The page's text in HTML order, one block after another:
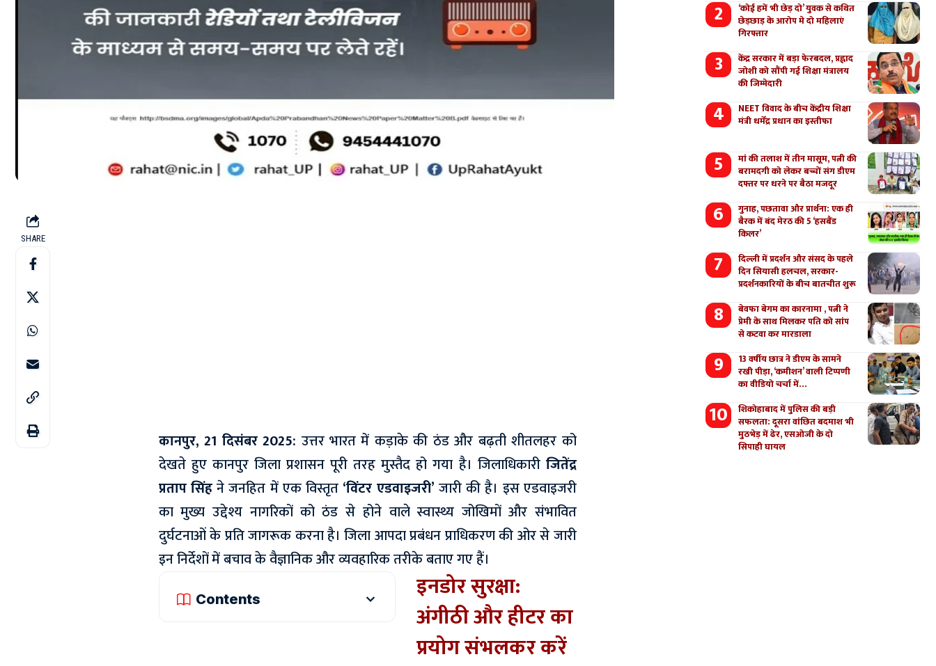
SHARE
कानपुर, 21 दिसंबर 2025: उत्तर भारत में कड़ाके की ठंड और बढ़ती शीतलहर को
देखते हुए कानपुर जिला प्रशासन पूरी तरह मुस्तैद हो गया है। जिलाधिकारी जितेंद्र
प्रताप सिंहने जनहित में एक विस्तृत ‘विंटर एडवाइजरी’ जारी की है। इस एडवाइजरी
का मुख्य उद्देश्य नागरिकों को ठंड से होने वाले स्वास्थ्य जोखिमों और संभावित
दुर्घटनाओं के प्रति जागरूक करना है। जिला आपदा प्रबंधन प्राधिकरण की ओर से जारी
इन निर्देशों में बचाव के वैज्ञानिक और व्यवहारिक तरीके बताए गए हैं।
Contents
इनडोर सुरक्षा:
अंगीठी और हीटर का
प्रयोग संभलकर करें
‘कोई हमें भी छेड़ दो’ युवक से कथित
छेड़छाड़ के आरोप मे दो महिलाएं
गिरफ्तार
केंद्र सरकार में बड़ा फेरबदल, प्रह्लाद
जोशी को सौंपी गई शिक्षा मंत्रालय
की जिम्मेदारी
NEET विवाद के बीच केंद्रीय शिक्षा
मंत्री धर्मेंद्र प्रधान का इस्तीफा
मां की तलाश में तीन मासूम, पत्नी की
बरामदगी को लेकर बच्चों संग डीएम
दफ्तर पर धरने पर बैठा मजदूर
गुनाह, पछतावा और प्रार्थना: एक ही
बैरक में बंद मेरठ की 5 ‘हसबैंड
किलर’
दिल्ली में प्रदर्शन और संसद के पहले
दिन सियासी हलचल, सरकार-
प्रदर्शनकारियों के बीच बातचीत शुरू
बेवफा बेगम का कारनामा , पत्नी ने
प्रेमी के साथ मिलकर पति को सांप
से कटवा कर मारडाला
13 वर्षीय छात्र ने डीएम के सामने
रखी पीड़ा, ‘कमीशन’ वाली टिप्पणी
का वीडियो चर्चा में…
शिकोहाबाद में पुलिस की बड़ी
सफलता: दूसरा वांछित बदमाश भी
मुठभेड़ में ढेर, एसओजी के दो
सिपाही घायल